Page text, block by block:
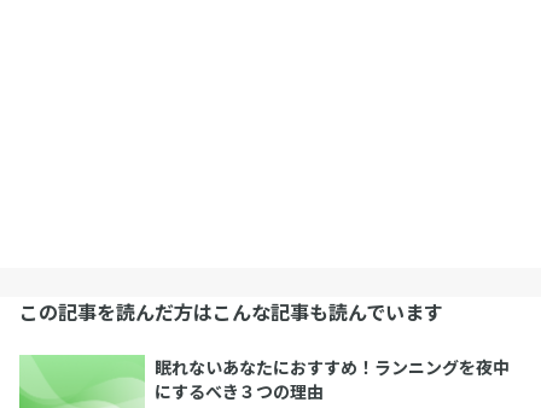
この記事を読んだ方はこんな記事も読んでいます
眠れないあなたにおすすめ！ランニングを夜中
にするべき３つの理由